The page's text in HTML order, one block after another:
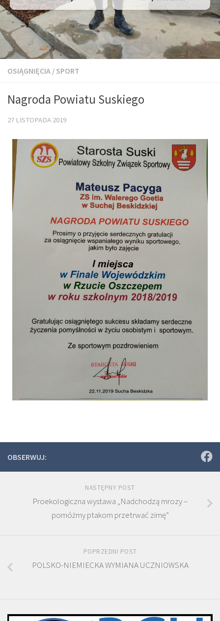
OSIĄGNIĘCIA / SPORT
Nagroda Powiatu Suskiego
27 LISTOPADA 2019
OBSERWUJ:
NASTĘPNY POST
Proekologiczna wystawa „Nadchodzą mrozy –
pomóżmy ptakom przetrwać zimę”
POPRZEDNI POST
POLSKO-NIEMIECKA WYMIANA UCZNIOWSKA